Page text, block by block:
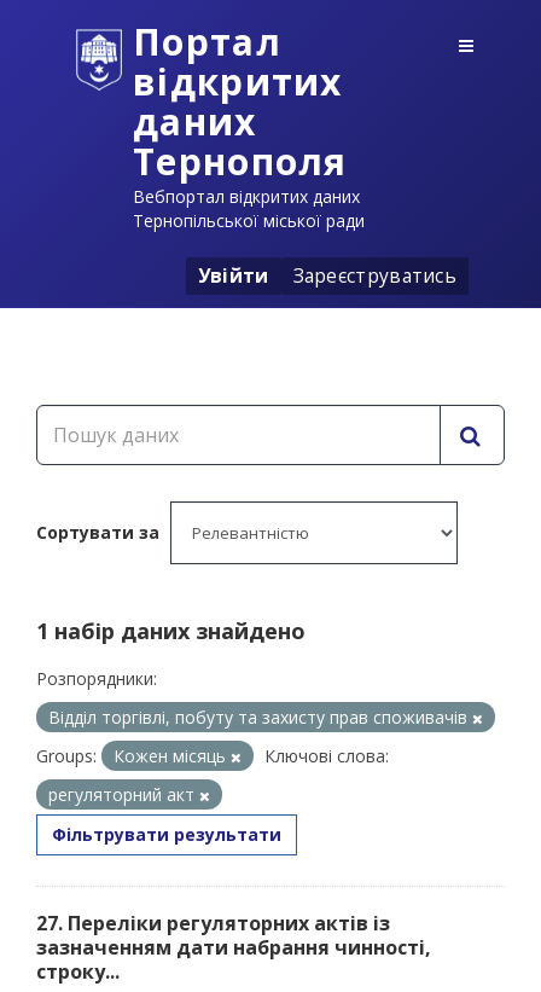
Портал
відкритих
даних
Тернополя
Вебпортал відкритих даних
Тернопільської міської ради
Увійти Зареєструватись
Сортувати за
1 набір даних знайдено
Розпорядники:
Відділ торгівлі, побуту та захисту прав споживачів
Groups:
Кожен місяць
Ключові слова:
регуляторний акт
Фільтрувати результати
27. Переліки регуляторних актів із
зазначенням дати набрання чинності,
строку...